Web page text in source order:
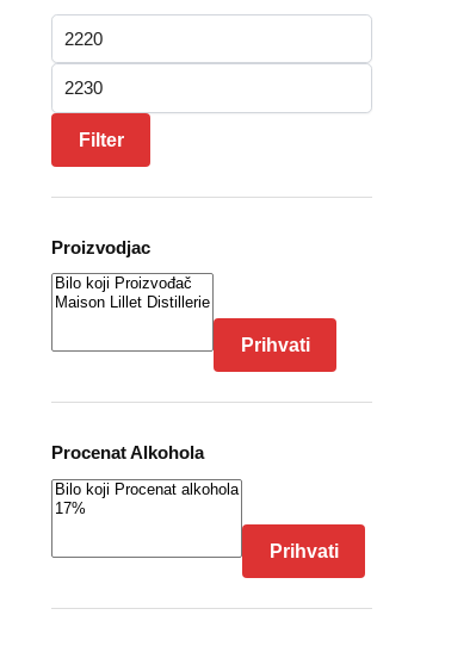
Minimalna cena
Maksimalna cena
Filter
Proizvodjac
Prihvati
Procenat Alkohola
Prihvati